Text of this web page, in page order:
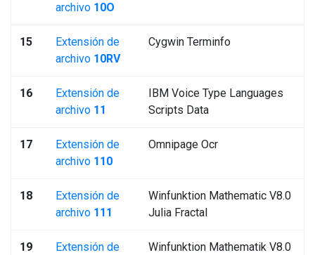
archivo 10O
15
Extensión de
archivo 10RV
Cygwin Terminfo
16
Extensión de
archivo 11
IBM Voice Type Languages
Scripts Data
17
Extensión de
archivo 110
Omnipage Ocr
18
Extensión de
archivo 111
Winfunktion Mathematic V8.0
Julia Fractal
19
Extensión de
Winfunktion Mathematik V8.0